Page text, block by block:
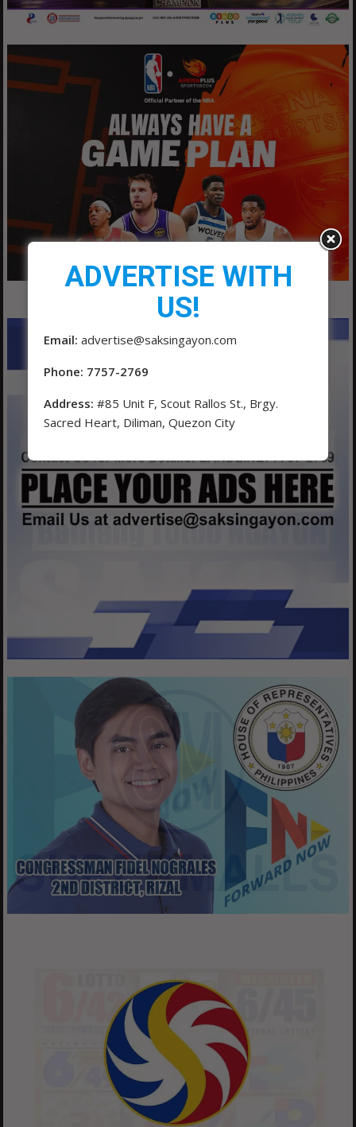
ADVERTISE WITH
US!
Email: advertise@saksingayon.com
Phone: 7757-2769
Address: #85 Unit F, Scout Rallos St., Brgy.
Sacred Heart, Diliman, Quezon City